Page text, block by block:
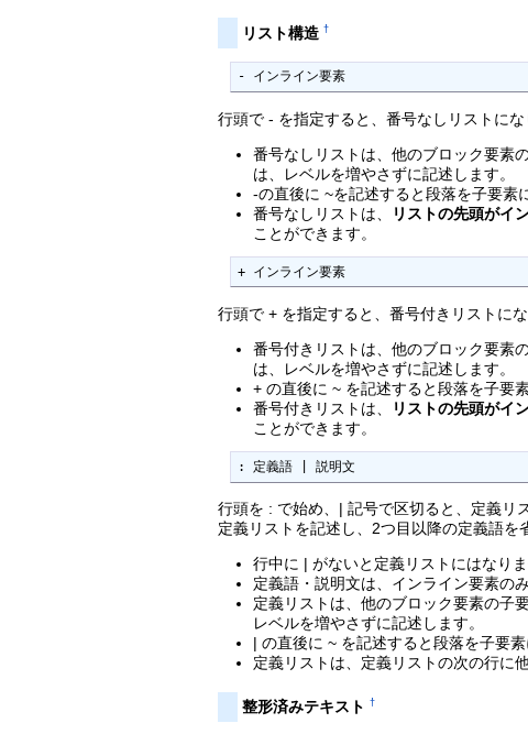
リスト構造 †
- インライン要素
行頭で - を指定すると、番号なしリストに
番号なしリストは、他のブロック要素
は、レベルを増やさずに記述します。
-の直後に ~を記述すると段落を子要素
番号なしリストは、
リストの先頭がイ
ことができます。
+ インライン要素
行頭で + を指定すると、番号付きリストに
番号付きリストは、他のブロック要素
は、レベルを増やさずに記述します。
+ の直後に ~ を記述すると段落を子要
番号付きリストは、
リストの先頭がイ
ことができます。
: 定義語 | 説明文
行頭を : で始め、| 記号で区切ると、定義リ
定義リストを記述し、2つ目以降の定義語を
行中に | がないと定義リストにはなりま
定義語・説明文は、インライン要素の
定義リストは、他のブロック要素の子
レベルを増やさずに記述します。
| の直後に ~ を記述すると段落を子要素
定義リストは、定義リストの次の行に
整形済みテキスト †